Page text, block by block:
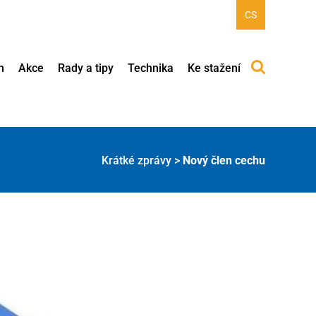
CS
Akce Rady a tipy Technika Ke stažení
Krátké zprávy > Nový člen cechu